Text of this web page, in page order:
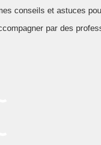
conseils et astuces
par des